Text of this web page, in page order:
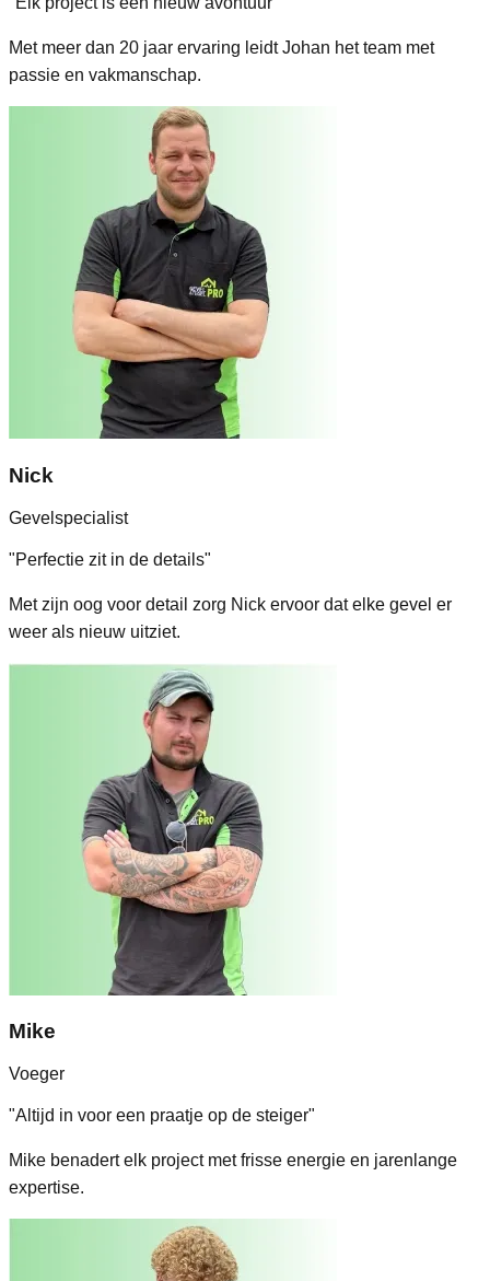
Met meer dan 20 jaar ervaring leidt Johan het team met
passie en vakmanschap.
Nick
Gevelspecialist
"Perfectie zit in de details"
Met zijn oog voor detail zorg Nick ervoor dat elke gevel er
weer als nieuw uitziet.
Mike
Voeger
"Altijd in voor een praatje op de steiger"
Mike benadert elk project met frisse energie en jarenlange
expertise.